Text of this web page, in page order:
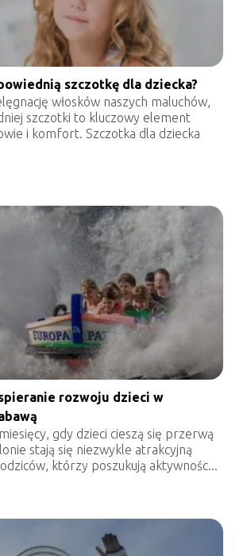
szczotkę dla dziecka?
włosków naszych maluchów,
szczotki to kluczowy element
i komfort. Szczotka dla dziecka
rozwoju dzieci w
gdy dzieci cieszą się przerwą
stają się niezwykle atrakcyjną
którzy poszukują aktywnośc...